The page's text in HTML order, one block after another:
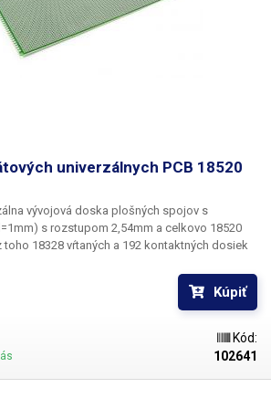
univerzálnych PCB 18520
vývojová doska plošných spojov s
s rozstupom 2,54mm a celkovo 18520
toho 18328 vŕtaných a 192 kontaktných dosiek
druhá strana ponúka vytlačenú mriežku (4x4) na
Jednotlivé riadky a stĺpce sú označené číslami
a predovšetkým rýchlu možnosť tvorby
zložitého navrhovania, leptania a vŕtania.
súčiastkami, spájkovať ich a vytvoriť medzi
jednotlivých bodov alebo drôtených
Kúpiť
Kód:
102641